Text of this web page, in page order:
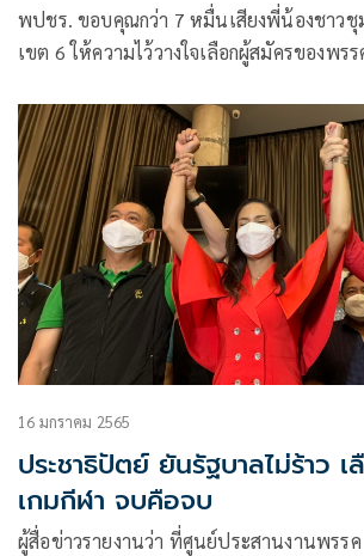
พปชร. ขอบคุณกว่า 7 หมื่นเสียงพี่น้องชาวชุ
เขต 6 ให้ความไว้วางใจเลือกผู้สมัครของพรรค “ประวิตร” ย้ำ
ประชาชน พร้อมแสดงความยินดี กับผู้ชนะเลือกตั้งอย่างไม่เป็น
ทางการ ในฐานะพรรคร่วมรัฐบาล
16 มกราคม 2565
ประชาธิปัตย์ ยันรัฐบาลไม่ร้าว
เกมกีฬา จบคือจบ
ผู้สื่อข่าวรายงานว่า ที่ศูนย์ประสานงานพรรค